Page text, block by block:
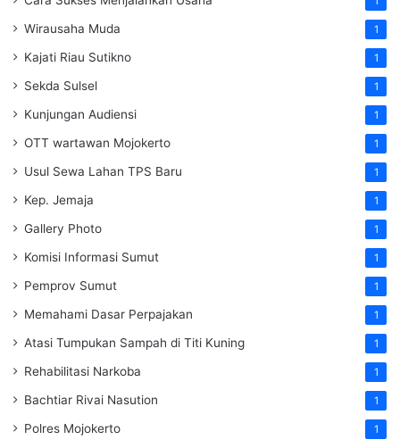
Wirausaha Muda 1
Kajati Riau Sutikno 1
Sekda Sulsel 1
Kunjungan Audiensi 1
OTT wartawan Mojokerto 1
Usul Sewa Lahan TPS Baru 1
Kep. Jemaja 1
Gallery Photo 1
Komisi Informasi Sumut 1
Pemprov Sumut 1
Memahami Dasar Perpajakan 1
Atasi Tumpukan Sampah di Titi Kuning 1
Rehabilitasi Narkoba 1
Bachtiar Rivai Nasution 1
Polres Mojokerto 1